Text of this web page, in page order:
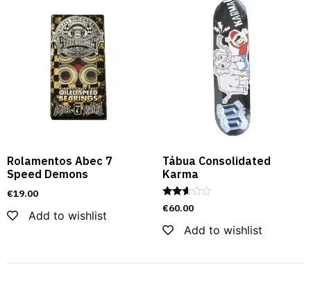
Rolamentos Abec 7
Speed Demons
€19.00
Add to wishlist
Tábua Consolidated
Karma
Rated
2.48
5
€60.00
Add to wishlist